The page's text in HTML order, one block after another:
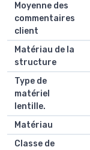
Moyenne des
commentaires
client
Matériau de la
structure
Type de
matériel
lentille.
Matériau
Classe de